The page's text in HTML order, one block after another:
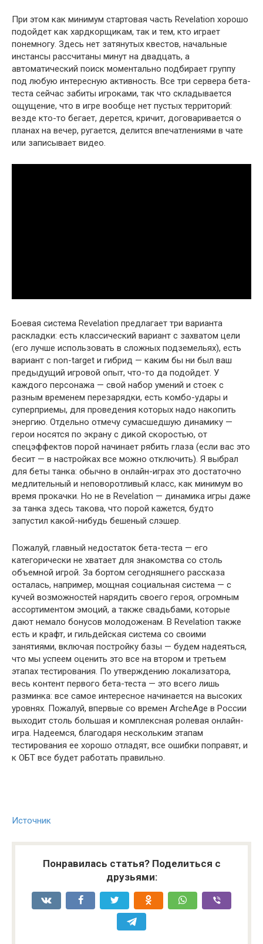
При этом как минимум стартовая часть Revelation хорошо
подойдет как хардкорщикам, так и тем, кто играет
понемногу. Здесь нет затянутых квестов, начальные
инстансы рассчитаны минут на двадцать, а
автоматический поиск моментально подбирает группу
под любую интересную активность. Все три сервера бета-
теста сейчас забиты игроками, так что складывается
ощущение, что в игре вообще нет пустых территорий:
везде кто-то бегает, дерется, кричит, договаривается о
планах на вечер, ругается, делится впечатлениями в чате
или записывает видео.
Боевая система Revelation предлагает три варианта
раскладки: есть классический вариант с захватом цели
(его лучше использовать в сложных подземельях), есть
вариант с non-target и гибрид — каким бы ни был ваш
предыдущий игровой опыт, что-то да подойдет. У
каждого персонажа — свой набор умений и стоек с
разным временем перезарядки, есть комбо-удары и
суперприемы, для проведения которых надо накопить
энергию. Отдельно отмечу сумасшедшую динамику —
герои носятся по экрану с дикой скоростью, от
спецэффектов порой начинает рябить глаза (если вас это
бесит — в настройках все можно отключить). Я выбрал
для беты танка: обычно в онлайн-играх это достаточно
медлительный и неповоротливый класс, как минимум во
время прокачки. Но не в Revelation — динамика игры даже
за танка здесь такова, что порой кажется, будто
запустил какой-нибудь бешеный слэшер.
Пожалуй, главный недостаток бета-теста — его
категорически не хватает для знакомства со столь
объемной игрой. За бортом сегодняшнего рассказа
осталась, например, мощная социальная система — с
кучей возможностей нарядить своего героя, огромным
ассортиментом эмоций, а также свадьбами, которые
дают немало бонусов молодоженам. В Revelation также
есть и крафт, и гильдейская система со своими
занятиями, включая постройку базы — будем надеяться,
что мы успеем оценить это все на втором и третьем
этапах тестирования. По утверждению локализатора,
весь контент первого бета-теста — это всего лишь
разминка: все самое интересное начинается на высоких
уровнях. Пожалуй, впервые со времен ArcheAge в России
выходит столь большая и комплексная ролевая онлайн-
игра. Надеемся, благодаря нескольким этапам
тестирования ее хорошо отладят, все ошибки поправят, и
к ОБТ все будет работать правильно.
Источник
Понравилась статья? Поделиться с
друзьями: